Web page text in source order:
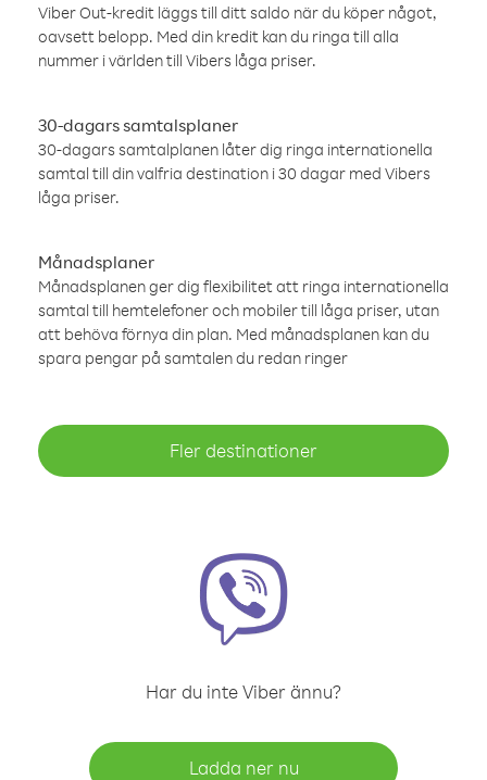
Viber Out-kredit läggs till ditt saldo när du köper något,
oavsett belopp. Med din kredit kan du ringa till alla
nummer i världen till Vibers låga priser.
30-dagars samtalsplaner
30-dagars samtalplanen låter dig ringa internationella
samtal till din valfria destination i 30 dagar med Vibers
låga priser.
Månadsplaner
Månadsplanen ger dig flexibilitet att ringa internationella
samtal till hemtelefoner och mobiler till låga priser, utan
att behöva förnya din plan. Med månadsplanen kan du
spara pengar på samtalen du redan ringer
Fler destinationer
Har du inte Viber ännu?
Ladda ner nu